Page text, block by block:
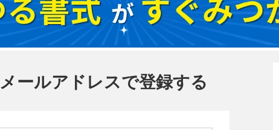
メールアドレスで登録する